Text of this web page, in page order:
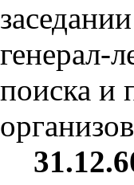
генерал-
поиска и